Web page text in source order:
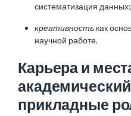
систематизация данных;
креативность как
научной работе.
Карьера и
прикладные